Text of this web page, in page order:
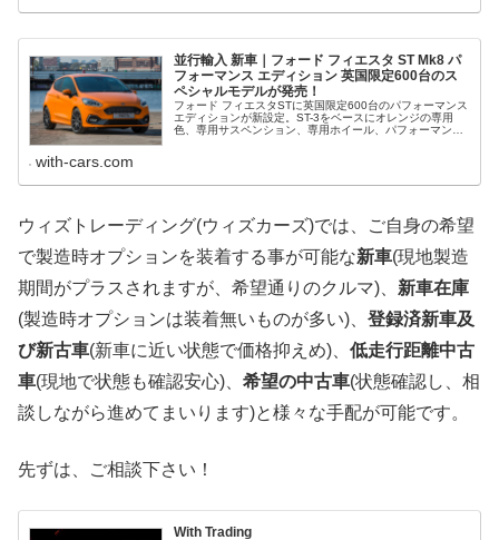
並行輸入 新車｜フォード フィエスタ ST Mk8 パ
フォーマンス エディション 英国限定600台のス
ペシャルモデルが発売！
フォード フィエスタSTに英国限定600台のパフォーマンス
エディションが新設定。ST-3をベースにオレンジの専用
色、専用サスペンション、専用ホイール、パフォーマンス
with-cars.com
ウィズトレーディング(ウィズカーズ)では、ご自身の希望
で製造時オプションを装着する事が可能な新車(現地製造
期間がプラスされますが、希望通りのクルマ)、 新車在庫
(製造時オプションは装着無いものが多い)、 登録済新車及
び新古車(新車に近い状態で価格抑えめ)、 低走行距離中古
車(現地で状態も確認安心)、 希望の中古車(状態確認し、相
談しながら進めてまいります)と様々な手配が可能です。
先ずは、ご相談下さい！
With Trading